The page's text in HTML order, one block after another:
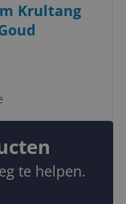
Krultang
te helpen.